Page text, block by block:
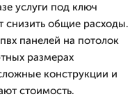
услуги под ключ
снизить общие расходы.
панелей на потолок
размерах
конструкции и
стоимость.